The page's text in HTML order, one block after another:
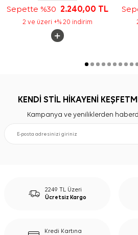
Sepette %30 2.240,00 TL
2 ve üzeri +% 20 indirim
KENDİ STİL HİKAYENİ
Kampanya ve yeniliklerden
2249 TL Üzeri
Ücretsiz Kargo
Kredi Kartına